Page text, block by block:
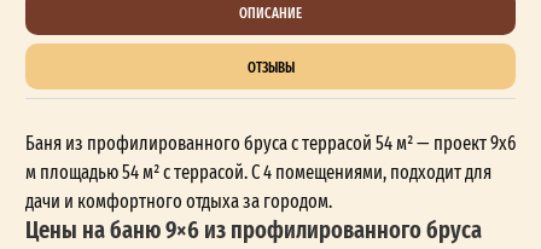
ОПИСАНИЕ
ОТЗЫВЫ
Баня из профилированного бруса с террасой 54 м² — проект 9x6
м площадью 54 м² с террасой. С 4 помещениями, подходит для
дачи и комфортного отдыха за городом.
Цены на баню 9×6 из профилированного бруса